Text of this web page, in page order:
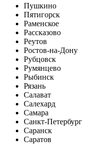
Пушкино
Пятигорск
Раменское
Рассказово
Реутов
Ростов-на-Дону
Рубцовск
Румянцево
Рыбинск
Рязань
Салават
Салехард
Самара
Санкт-Петербург
Саранск
Саратов